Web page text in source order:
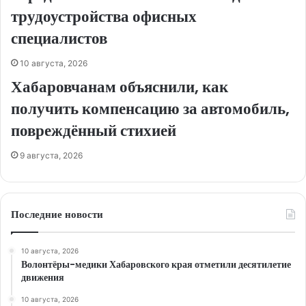
трудоустройства офисных
специалистов
10 августа, 2026
Хабаровчанам объяснили, как
получить компенсацию за автомобиль,
повреждённый стихией
9 августа, 2026
Последние новости
10 августа, 2026
Волонтёры-медики Хабаровского края отметили десятилетие
движения
10 августа, 2026